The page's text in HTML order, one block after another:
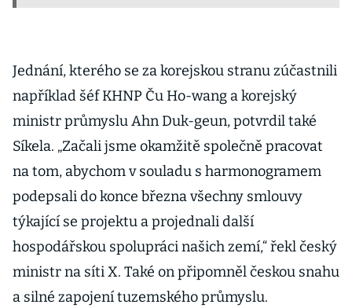
Jednání, kterého se za korejskou stranu zúčastnili
například šéf KHNP Ču Ho-wang a korejský
ministr průmyslu Ahn Duk-geun, potvrdil také
Síkela. „Začali jsme okamžitě společně pracovat
na tom, abychom v souladu s harmonogramem
podepsali do konce března všechny smlouvy
týkající se projektu a projednali další
hospodářskou spolupráci našich zemí,“ řekl český
ministr na síti X. Také on připomněl českou snahu
a silné zapojení tuzemského průmyslu.